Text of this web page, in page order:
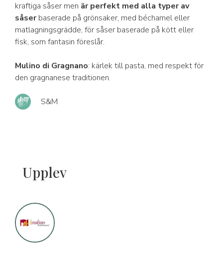
kraftiga såser men är perfekt med alla typer av
såserbaserade på grönsaker, med béchamel eller
matlagningsgrädde, för såser baserade på kött eller
fisk, som fantasin föreslår.
Mulino di Gragnano: kärlek till pasta, med respekt för
den gragnanese traditionen.
S&M
Upplev